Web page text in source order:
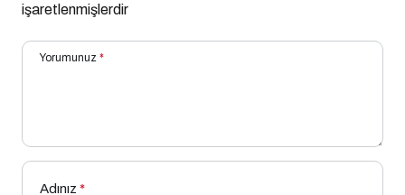
işaretlenmişlerdir
Yorumunuz *
Adınız *